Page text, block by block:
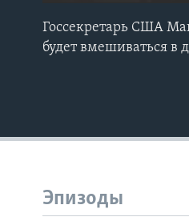
Госсекретарь США
будет вмешиваться в
Эпизоды